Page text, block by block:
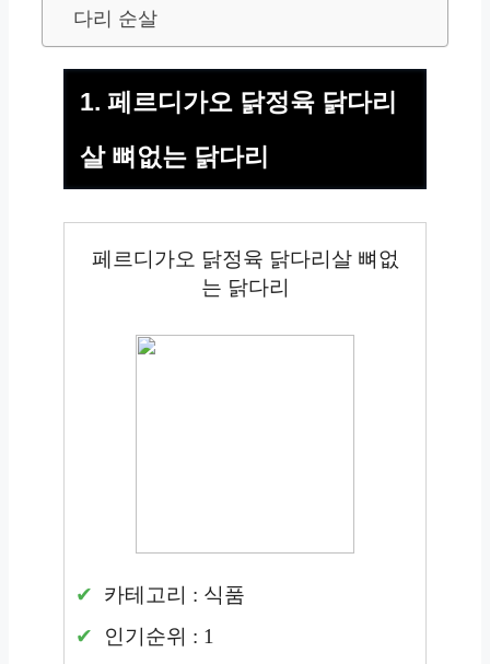
다리 순살
1. 페르디가오 닭정육 닭다리
살 뼈없는 닭다리
페르디가오 닭정육 닭다리살 뼈없
는 닭다리
카테고리 : 식품
인기순위 : 1